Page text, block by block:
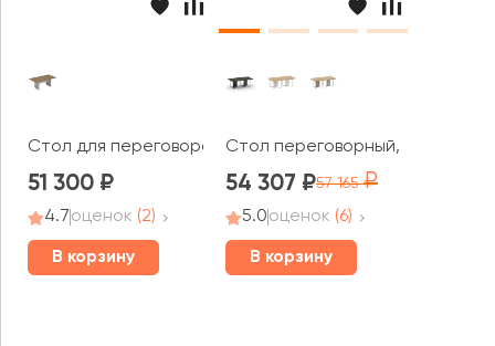
Стол для переговоров на 6 человек Вуд Стоун /
51 300
4.7оценок (2)
В корзину
Стол переговорный, двойной,
54 307 57 165
5.0оценок (6)
В корзину